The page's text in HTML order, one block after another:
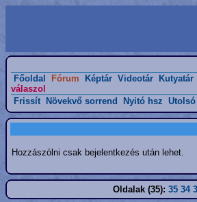
Főoldal Fórum Képtár Videotár Kutyatár
válaszol
Frissít
Növekvő sorrend Nyitó hsz
Hozzászólni csak bejelentkezés után lehet.
Oldalak (35): 35 34